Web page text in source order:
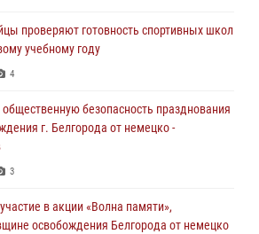
проверяют готовность спортивных школ
учебному году
4
безопасность празднования
г. Белгорода от немецко -
3
в акции «Волна памяти»,
освобождения Белгорода от немецко